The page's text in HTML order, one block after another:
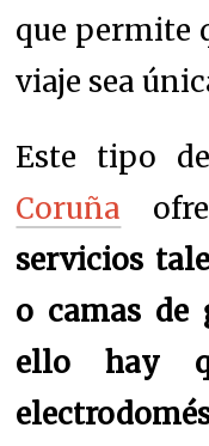
que permite
viaje sea
Este tipo
Coruña
servicios
o camas de
ello hay